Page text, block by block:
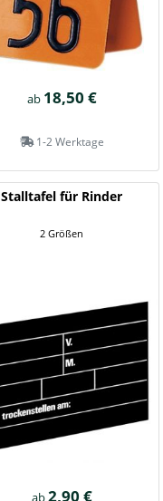
ab 18,50 €
1-2 Werktage
Stalltafel für Rinder
2 Größen
ab2,90 €